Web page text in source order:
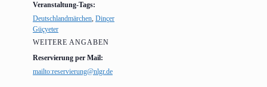
Veranstaltung-Tags:
Deutschlandmärchen, Dinçer
Güçyeter
WEITERE ANGABEN
Reservierung per Mail:
mailto:reservierung@nlgr.de